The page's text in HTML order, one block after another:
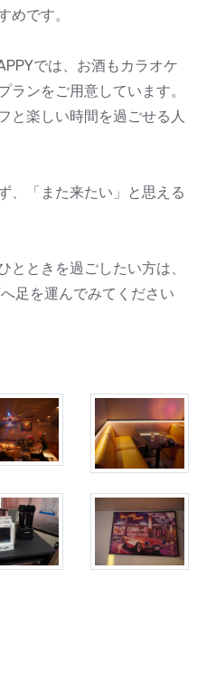
めです。
では、お酒もカラオケ
ランをご用意しています。
と楽しい時間を過ごせる人
、「また来たい」と思える
とときを過ごしたい方は、
足を運んでみてください